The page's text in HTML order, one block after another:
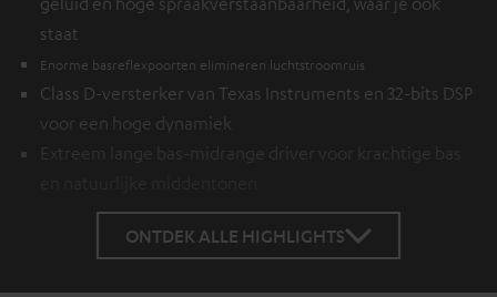
staat
Enorme basreflexpoorten elimineren luchtstroomruis
Class D-versterker van Texas Instruments en 32-bits DSP
voor een hoge dynamiek
Extreem lange bas-midrange driver voor krachtige bas
ONTDEK ALLE HIGHLIGHTS